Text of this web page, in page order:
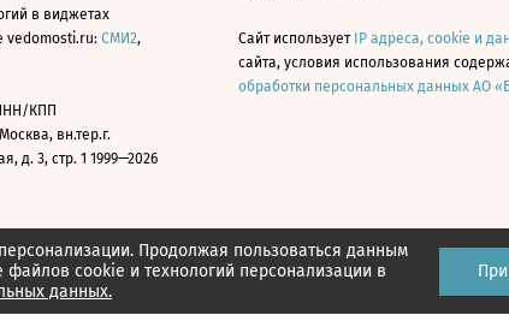
Продолжая пользоваться данным
файлов cookie и технологий персонализации в
данных.
в виджетах
vedomosti.ru: СМИ2,
КПП
Москва, вн.тер.г.
д. 3, стр. 1 1999—2026
Сайт использует IP адреса, cookie и
сайта, условия использования
обработки персональных данных АО